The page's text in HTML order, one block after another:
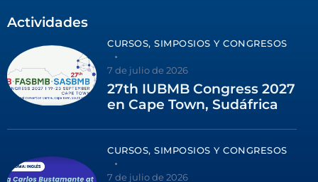
Actividades
CURSOS, SIMPOSIOS Y CONGRESOS
7 de julio de 2026
27th IUBMB Congress 2027
en Cape Town, Sudáfrica
CURSOS, SIMPOSIOS Y CONGRESOS
7 de julio de 2026